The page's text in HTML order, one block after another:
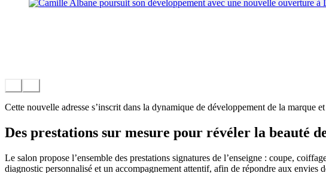
Cette nouvelle adresse s’inscrit dans la dynamique de développement de la marque
Des prestations sur mesure pour révéler la beauté
Le salon propose l’ensemble des prestations signatures de l’enseigne : coupe,
diagnostic personnalisé et un accompagnement attentif, afin de répondre aux envies